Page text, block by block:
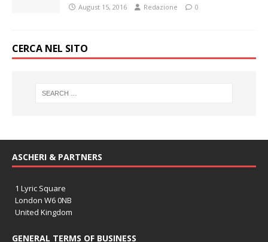
August 15, 2016 Redazione 0
CERCA NEL SITO
ASCHERI & PARTNERS
1 Lyric Square
London W6 0NB
United Kingdom
GENERAL TERMS OF BUSINESS